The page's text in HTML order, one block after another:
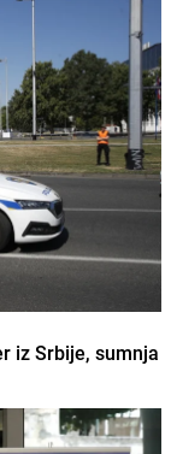
iz Srbije, sumnja